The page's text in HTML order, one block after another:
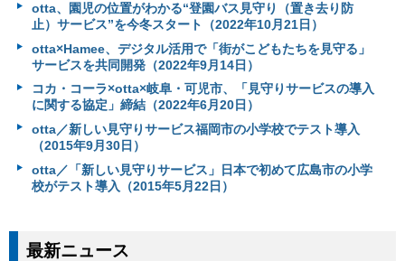
otta、園児の位置がわかる“登園バス見守り（置き去り防
止）サービス”を今冬スタート（2022年10月21日）
otta×Hamee、デジタル活用で「街がこどもたちを見守る」
サービスを共同開発（2022年9月14日）
コカ・コーラ×otta×岐阜・可児市、「見守りサービスの導入
に関する協定」締結（2022年6月20日）
otta／新しい見守りサービス福岡市の小学校でテスト導入
（2015年9月30日）
otta／「新しい見守りサービス」日本で初めて広島市の小学
校がテスト導入（2015年5月22日）
最新ニュース